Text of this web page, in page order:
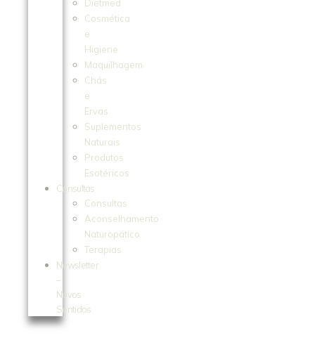
Dietmed
Cosmética
e
Higiene
Maquilhagem
Chás
e
Ervas
Suplementos
Naturais
Produtos
Esotéricos
Consultas
Consultas
Aconselhamento
Naturopático
Terapias
Newsletter
–
Novos
Sentidos